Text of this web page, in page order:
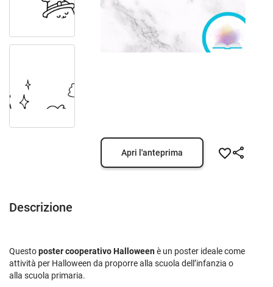
Apri l'anteprima
Descrizione
Questoposter cooperativo Halloweenè un poster ideale come
attività per Halloween da proporre alla scuola dell’infanzia o
alla scuola primaria.